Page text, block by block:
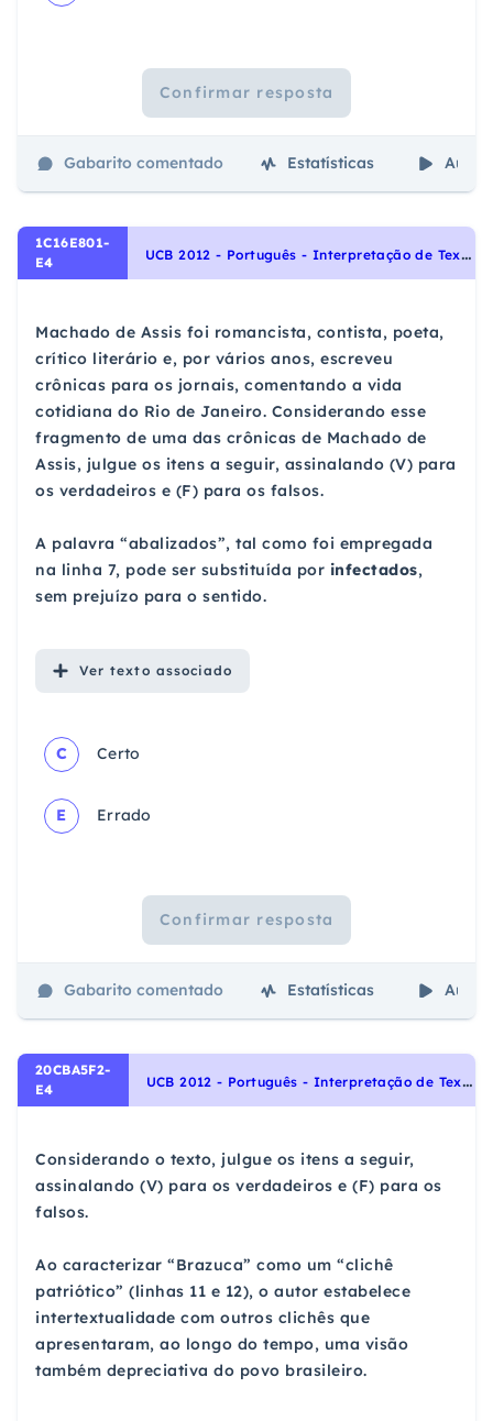
Confirmar resposta
Gabarito comentado Estatísticas Aulas
1C16E801-
E4
U
CB 2012 - Português - Interpretação de Textos, Homonímia, Paronímia, Sinonímia e Antonímia
Machado de Assis foi romancista, contista, poeta,
crítico literário e, por vários anos, escreveu
crônicas para os jornais, comentando a vida
cotidiana do Rio de Janeiro. Considerando esse
fragmento de uma das crônicas de Machado de
Assis, julgue os itens a seguir, assinalando (V) para
os verdadeiros e (F) para os falsos.
A palavra “abalizados”, tal como foi empregada
na linha 7, pode ser substituída por infectados,
sem prejuízo para o sentido.
Ver texto associado
C Certo
E Errado
Confirmar resposta
Gabarito comentado Estatísticas Aulas
20CBA5F2-
E4
U
CB 2012 - Português - Interpretação de Textos, Intertextualidade
Considerando o texto, julgue os itens a seguir,
assinalando (V) para os verdadeiros e (F) para os
falsos.
Ao caracterizar “Brazuca” como um “clichê
patriótico” (linhas 11 e 12), o autor estabelece
intertextualidade com outros clichês que
apresentaram, ao longo do tempo, uma visão
também depreciativa do povo brasileiro.